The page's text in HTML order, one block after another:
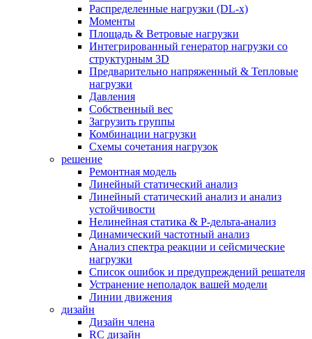
Распределенные нагрузки (DL-х)
Моменты
Площадь & Ветровые нагрузки
Интегрированный генератор нагрузки со
структурным 3D
Предварительно напряженный & Тепловые
нагрузки
Давления
Собственный вес
Загрузить группы
Комбинации нагрузки
Схемы сочетания нагрузок
решение
Ремонтная модель
Линейный статический анализ
Линейный статический анализ и анализ
устойчивости
Нелинейная статика & P-дельта-анализ
Динамический частотный анализ
Анализ спектра реакции и сейсмические
нагрузки
Список ошибок и предупреждений решателя
Устранение неполадок вашей модели
Линии движения
дизайн
Дизайн члена
RC дизайн